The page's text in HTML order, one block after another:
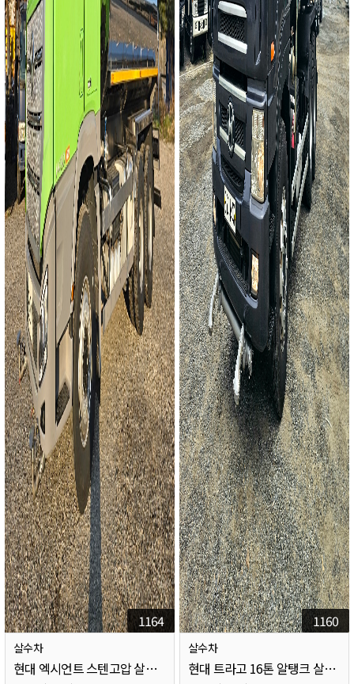
1164
살수차
현대 엑시언트 스텐고압 살수차 (국제펌프) 초고압
1160
살수차
현대 트라고 16톤 알탱크 살수차